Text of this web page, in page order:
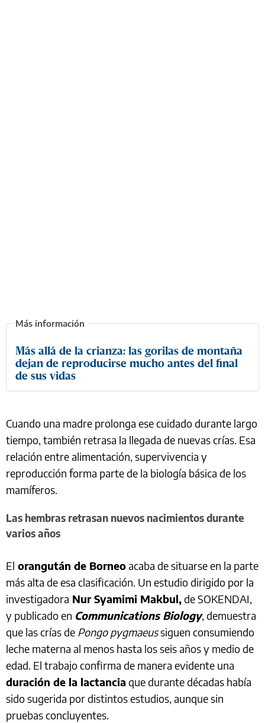
Más allá de la crianza: las gorilas de montaña
dejan de reproducirse mucho antes del final
de sus vidas
Cuando una madre prolonga ese cuidado durante largo
tiempo, también retrasa la llegada de nuevas crías. Esa
relación entre alimentación, supervivencia y
reproducción forma parte de la biología básica de los
mamíferos.
Las hembras retrasan nuevos nacimientos durante
varios años
El orangután de Borneoacaba de situarse en la parte
más alta de esa clasificación. Un estudio dirigido por la
investigadora Nur Syamimi Makbul,de SOKENDAI,
y publicado en Communications Biology, demuestra
que las crías de Pongo pygmaeussiguen consumiendo
leche materna al menos hasta los seis años y medio de
edad. El trabajo confirma de manera evidente una
duración de la lactancia que durante décadas había
sido sugerida por distintos estudios, aunque sin
pruebas concluyentes.